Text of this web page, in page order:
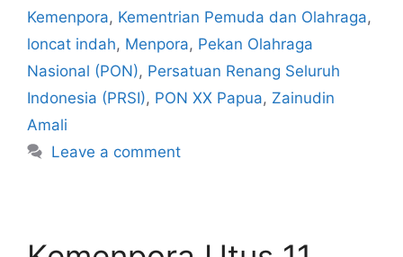
Kemenpora, Kementrian Pemuda dan Olahraga,
loncat indah, Menpora, Pekan Olahraga
Nasional (PON), Persatuan Renang Seluruh
Indonesia (PRSI), PON XX Papua, Zainudin
Amali
Leave a comment